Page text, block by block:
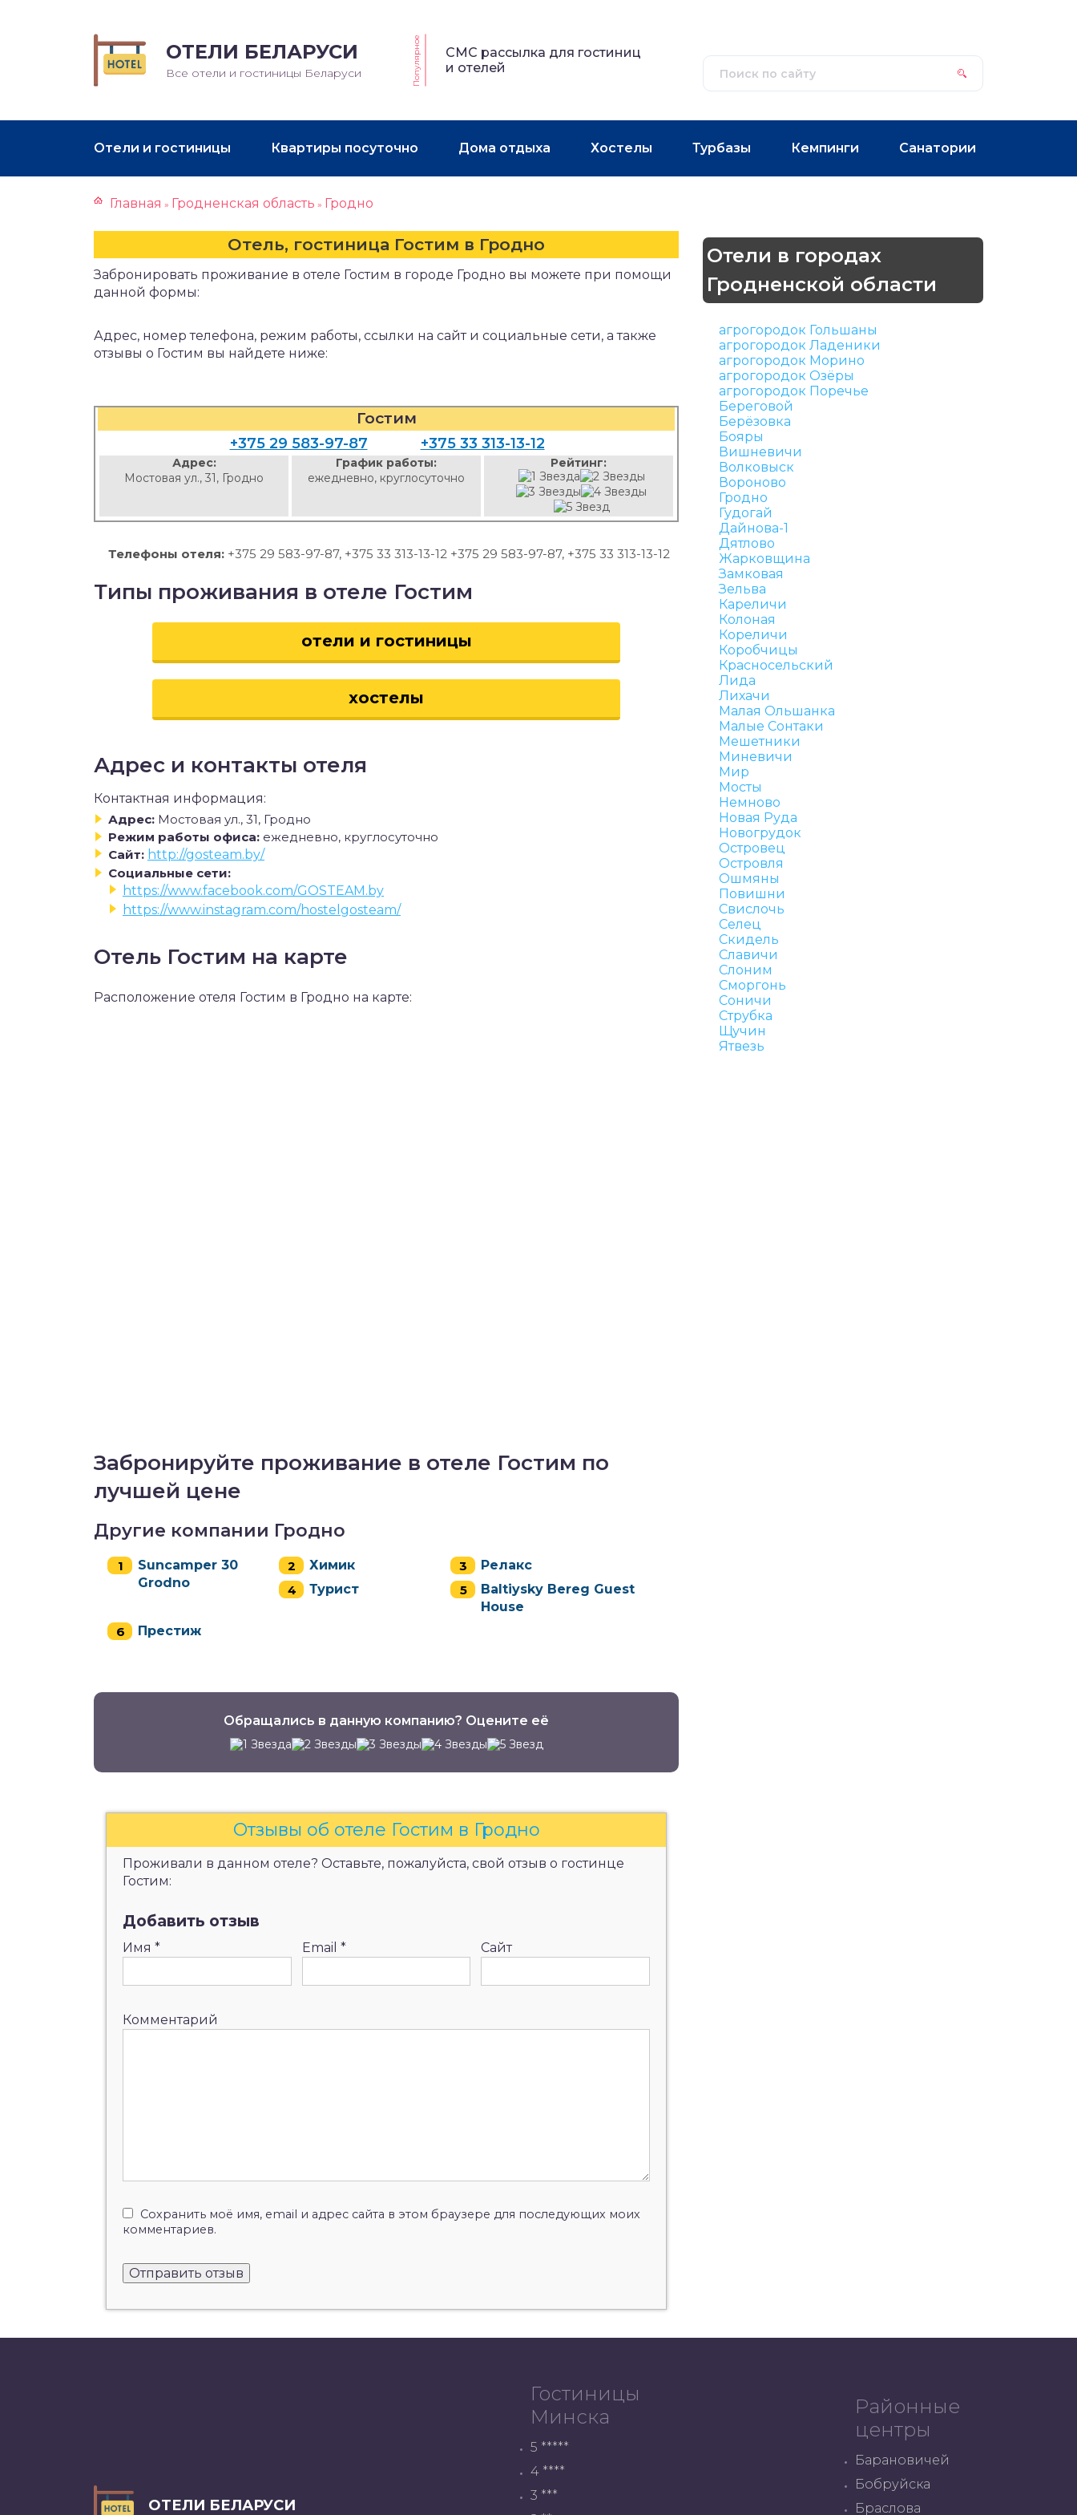
ОТЕЛИ БЕЛАРУСИ
Все отели и гостиницы Беларуси Популярное
СМС рассылка для гостиниц
и отелей
Отели и гостиницы Квартиры посуточно Дома отдыха Хостелы Турбазы Кемпинги Санатории
Главная » Гродненская область » Гродно
Отель, гостиница Гостим в Гродно
Забронировать проживание в отеле Гостим в городе Гродно вы можете при помощи
данной формы:
Адрес, номер телефона, режим работы, ссылки на сайт и социальные сети, а также
отзывы о Гостим вы найдете ниже:
Гостим
+375 29 583-97-87 +375 33 313-13-12
Адрес:
Мостовая ул., 31, Гродно
График работы:
ежедневно, круглосуточно
Рейтинг:
Телефоны отеля: +375 29 583-97-87, +375 33 313-13-12 +375 29 583-97-87, +375 33 313-13-12
Типы проживания в отеле Гостим
отели и гостиницы
хостелы
Адрес и контакты отеля
Контактная информация:
Адрес: Мостовая ул., 31, Гродно
Режим работы офиса: ежедневно, круглосуточно
Сайт: http://gosteam.by/
Социальные сети:
https://www.facebook.com/GOSTEAM.by
https://www.instagram.com/hostelgosteam/
Отель Гостим на карте
Расположение отеля Гостим в Гродно на карте:
Забронируйте проживание в отеле Гостим по
лучшей цене
Другие компании Гродно
Suncamper 30
Grodno
Химик
Релакс
Турист
Baltiysky Bereg Guest
House
Престиж
Обращались в данную компанию? Оцените её
Отзывы об отеле Гостим в Гродно
Проживали в данном отеле? Оставьте, пожалуйста, свой отзыв о гостинце
Гостим:
Добавить отзыв
Имя * Email * Сайт
Комментарий
Сохранить моё имя, email и адрес сайта в этом браузере для последующих моих
комментариев.
Отели в городах
Гродненской области
агрогородок Гольшаны
агрогородок Ладеники
агрогородок Морино
агрогородок Озёры
агрогородок Поречье
Береговой
Берёзовка
Бояры
Вишневичи
Волковыск
Вороново
Гродно
Гудогай
Дайнова-1
Дятлово
Жарковщина
Замковая
Зельва
Кареличи
Колоная
Кореличи
Коробчицы
Красносельский
Лида
Лихачи
Малая Ольшанка
Малые Сонтаки
Мешетники
Миневичи
Мир
Мосты
Немново
Новая Руда
Новогрудок
Островец
Островля
Ошмяны
Повишни
Свислочь
Селец
Скидель
Славичи
Слоним
Сморгонь
Соничи
Струбка
Щучин
Ятвезь
ОТЕЛИ БЕЛАРУСИ
Гостиницы
Минска
5 *****
4 ****
3 ***
Районные
центры
Барановичей
Бобруйска
Браслова